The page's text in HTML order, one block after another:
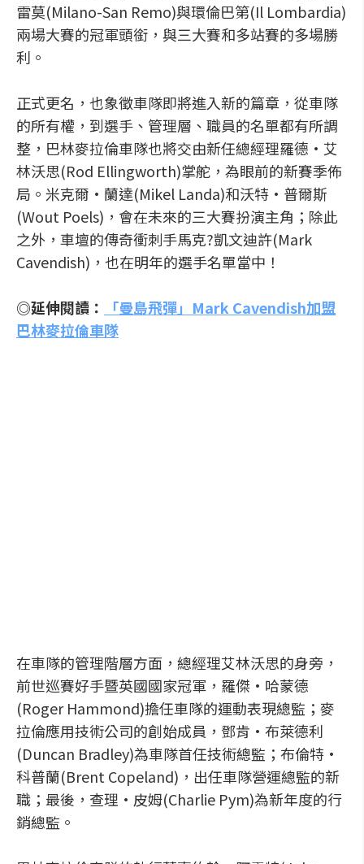
雷莫(Milano-San Remo)與環倫巴第(Il Lombardia)
兩場大賽的冠軍頭銜，與三大賽和多站賽的多場勝
利。
正式更名，也象徵車隊即將進入新的篇章，從車隊
的所有權，到選手、管理層、職員的名單都有所調
整，巴林麥拉倫車隊也將交由新任總經理羅德·艾
林沃思(Rod Ellingworth)掌舵，為眼前的新賽季佈
局。米克爾·蘭達(Mikel Landa)和沃特·普爾斯
(Wout Poels)，會在未來的三大賽扮演主角；除此
之外，車壇的傳奇衝刺手馬克?凱文迪許(Mark
Cavendish)，也在明年的選手名單當中！
◎延伸閱讀：
「曼島飛彈」Mark Cavendish加盟
巴林麥拉倫車隊
在車隊的管理階層方面，總經理艾林沃思的身旁，
前世巡賽好手暨英國國家冠軍，羅傑·哈蒙德
(Roger Hammond)擔任車隊的運動表現總監；麥
拉倫應用技術公司的創始成員，鄧肯·布萊德利
(Duncan Bradley)為車隊首任技術總監；布倫特·
科普蘭(Brent Copeland)，出任車隊營運總監的新
職；最後，查理·皮姆(Charlie Pym)為新年度的行
銷總監。